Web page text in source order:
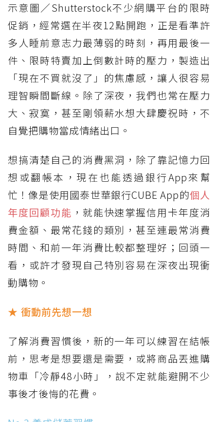
示意圖／Shutterstock不少網購平台的限時
促銷，經常選在半夜12點開跑，正是看準許
多人睡前意志力最薄弱的時刻，再用最後一
件、限時特賣加上倒數計時的壓力，製造出
「現在不買就沒了」的焦慮感，讓人很容易
理智瞬間斷線。除了深夜，我們也常在壓力
大、寂寞，甚至剛領薪水想大肆慶祝時，不
自覺把購物當成情緒出口。
想搞清楚自己的消費黑洞，除了靠記憶力回
想或翻帳本，現在也能透過銀行App來幫
忙！像是使用國泰世華銀行CUBE App的個人
年度回顧功能 ，就能快速掌握信用卡年度消
費金額、最常花錢的類別，甚至連最常消費
時間、和前一年消費比較都整理好；回頭一
看，或許才發現自己特別容易在深夜出現衝
動購物。
★ 衝動前先想一想
了解消費習慣後，新的一年可以練習在結帳
前，思考是想要還是需要，或將商品丟進購
物車「冷靜48小時」，說不定就能避開不少
事後才後悔的花費。